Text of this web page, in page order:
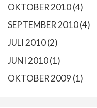
OKTOBER 2010(4)
SEPTEMBER 2010(4)
JULI 2010(2)
JUNI 2010(1)
OKTOBER 2009 (1)